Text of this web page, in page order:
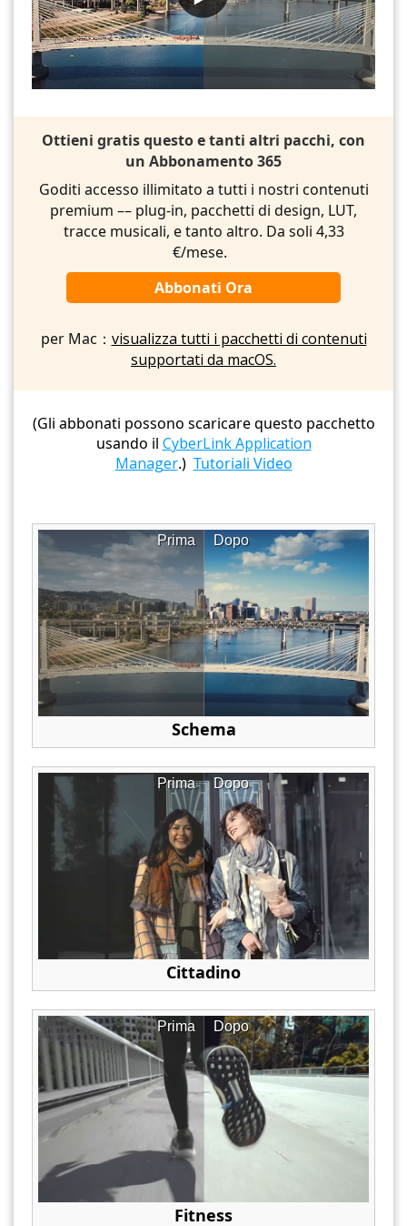
Ottieni gratis questo e tanti altri pacchi, con
un Abbonamento 365
Goditi accesso illimitato a tutti i nostri contenuti
premium –– plug-in, pacchetti di design, LUT,
tracce musicali, e tanto altro. Da soli 4,33
€/mese.
Abbonati Ora
per Mac： visualizza tutti i pacchetti di contenuti
supportati da macOS.
(Gli abbonati possono scaricare questo pacchetto
usando il CyberLink Application
Manager.) Tutoriali Video
Dopo
Prima
Schema
Dopo
Prima
Cittadino
Dopo
Prima
Fitness